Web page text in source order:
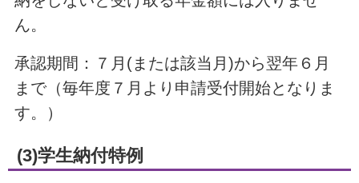
ん。
承認期間：７月(または該当月)から翌年６月
まで（毎年度７月より申請受付開始となりま
す。）
(3)学生納付特例